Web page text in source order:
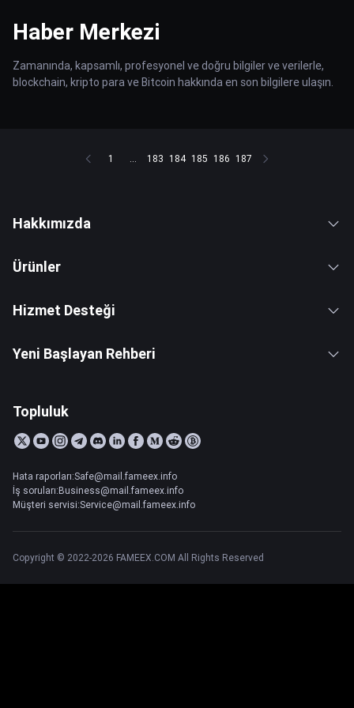
Haber Merkezi
Zamanında, kapsamlı, profesyonel ve doğru bilgiler ve verilerle,
blockchain, kripto para ve Bitcoin hakkında en son bilgilere ulaşın.
1 ... 183 184 185 186 187
Hakkımızda
Ürünler
Hizmet Desteği
Yeni Başlayan Rehberi
Topluluk
Hata raporları:Safe@mail.fameex.info
İş soruları:Business@mail.fameex.info
Müşteri servisi:Service@mail.fameex.info
Copyright © 2022-2026 FAMEEX.COM All Rights Reserved